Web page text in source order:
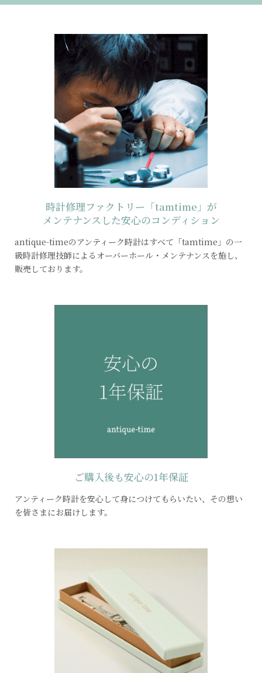
時計修理ファクトリー 「tamtime」が
メンテナンス した安心のコンディション
antique-timeのアンティーク時計はすべて「tamtime」の一
級時計修理技師によるオーバーホール・メンテナンスを施し、
販売しております。
ご購入後も安心の1年保証
アンティーク時計を安心して身につけてもらいたい、その想い
を皆さまにお届けします。